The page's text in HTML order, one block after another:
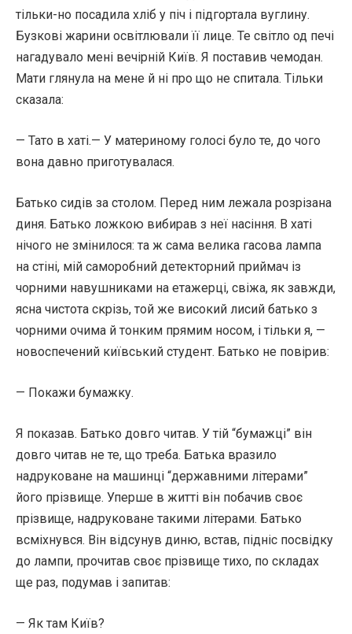
тільки-но посадила хліб у піч і підгортала вуглину.
Бузкові жарини освітлювали її лице. Те світло од печі
нагадувало мені вечірній Київ. Я поставив чемодан.
Мати глянула на мене й ні про що не спитала. Тільки
сказала:
— Тато в хаті.— У материному голосі було те, до чого
вона давно приготувалася.
Батько сидів за столом. Перед ним лежала розрізана
диня. Батько ложкою вибирав з неї насіння. В хаті
нічого не змінилося: та ж сама велика гасова лампа
на стіні, мій саморобний детекторний приймач із
чорними навушниками на етажерці, свіжа, як завжди,
ясна чистота скрізь, той же високий лисий батько з
чорними очима й тонким прямим носом, і тільки я, —
новоспечений київський студент. Батько не повірив:
— Покажи бумажку.
Я показав. Батько довго читав. У тій “бумажці” він
довго читав не те, що треба. Батька вразило
надруковане на машинці “державними літерами”
його прізвище. Уперше в житті він побачив своє
прізвище, надруковане такими літерами. Батько
всміхнувся. Він відсунув диню, встав, підніс посвідку
до лампи, прочитав своє прізвище тихо, по складах
ще раз, подумав і запитав:
— Як там Київ?